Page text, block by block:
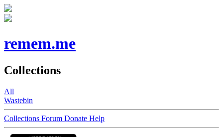
remem.me
Collections
All
Wastebin
Collections Forum Donate Help